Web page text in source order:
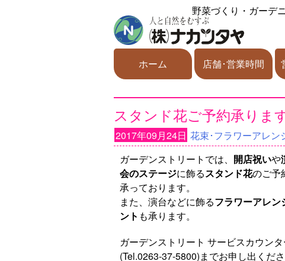
野菜づくり・ガーデ
ホーム 店舗･営業時間
スタンド花ご予約承りま
2017年09月24日 花束･フラワーアレン
ガーデンストリートでは、 開店祝いや
会のステージに飾るスタンド花のご予
承っております。
また、演台などに飾るフラワーアレン
ント も承ります。
ガーデンストリート サービスカウン
(Tel.0263-37-5800)までお申し出くださ